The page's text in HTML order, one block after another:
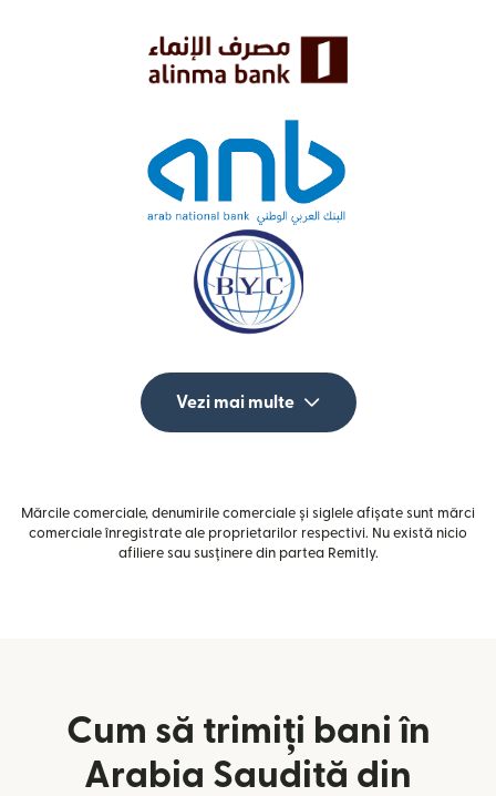
Vezi mai multe
Mărcile comerciale, denumirile comerciale și siglele afișate sunt mărci
comerciale înregistrate ale proprietarilor respectivi. Nu există nicio
afiliere sau susținere din partea Remitly.
Cum să trimiți bani în
Arabia Saudită din